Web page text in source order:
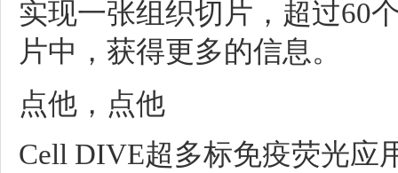
实现一张组织切片，超过60
片中，获得更多的信息。
点他，点他
Cell DIVE超多标免疫荧光应